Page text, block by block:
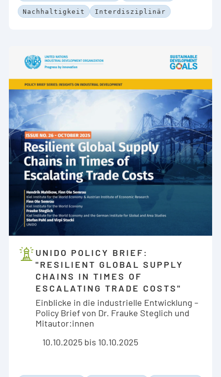
Nachhaltigkeit Interdisziplinär
UNIDO POLICY BRIEF:
"RESILIENT GLOBAL SUPPLY
CHAINS IN TIMES OF
ESCALATING TRADE COSTS"
Einblicke in die industrielle Entwicklung –
Policy Brief von Dr. Frauke Steglich und
Mitautor:innen
10.10.2025 bis 10.10.2025